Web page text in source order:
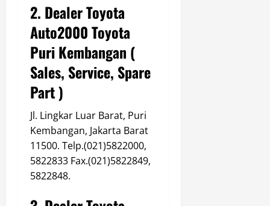
2. Dealer Toyota
Auto2000 Toyota
Puri Kembangan (
Sales, Service, Spare
Part )
Jl. Lingkar Luar Barat, Puri
Kembangan, Jakarta Barat
11500. Telp.(021)5822000,
5822833 Fax.(021)5822849,
5822848.